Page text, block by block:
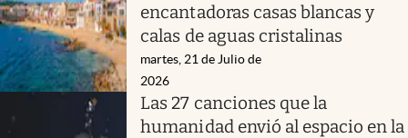
encantadoras casas blancas y
calas de aguas cristalinas
martes, 21 de Julio de
2026
Las 27 canciones que la
humanidad envió al espacio en la